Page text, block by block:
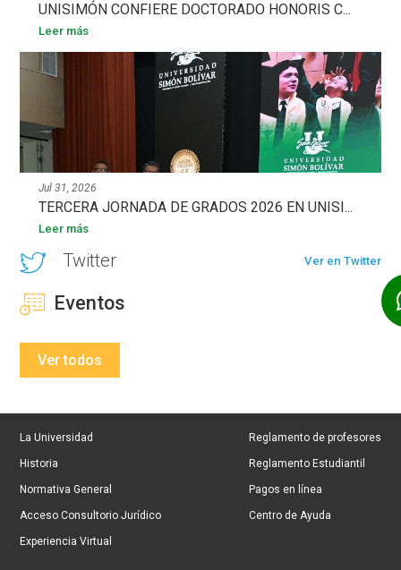
UNISIMÓN CONFIERE DOCTORADO HONORIS C...
Leer más
Jul 31, 2026
TERCERA JORNADA DE GRADOS 2026 EN UNISI...
Leer más
Twitter Ver en Twitter
Eventos
Ver todos
La Universidad
Historia
Normativa General
Acceso Consultorio Jurídico
Experiencia Virtual
Reglamento de profesores
Reglamento Estudiantil
Pagos en línea
Centro de Ayuda